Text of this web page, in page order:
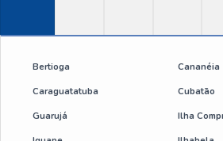
Bertioga Cananéia
Caraguatatuba Cubatão
Guarujá Ilha